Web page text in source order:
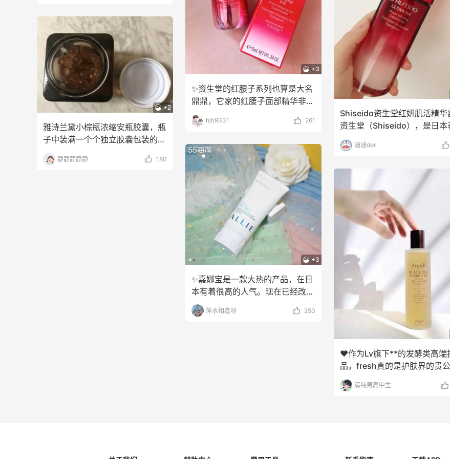
+2
雅诗兰黛小棕瓶浓缩安瓶胶囊，瓶
子中装满一个个独立胶囊包装的安
静静静静静 180
+3
✨资生堂的红腰子系列也算是大名
鼎鼎，它家的红腰子面部精华非常
畅销，眼部精华没有面
hjh9331 261
+3
✨嘉娜宝是一款大热的产品，在日
本有着很高的人气。现在已经改名
叫皑丽，人间唢呐也曾
萍水相逢呀 250
Shiseido资生堂红妍肌活精
资生堂（Shiseido），是日本
的
涵涵der
❤️作为Lv旗下**的发酵类高端
品，fresh真的是护肤界的贵公
子，产品虽然
清纯男高中生